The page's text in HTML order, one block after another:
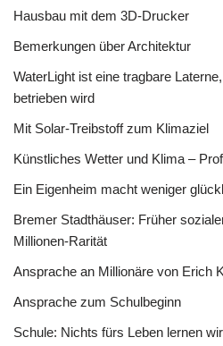
Hausbau mit dem 3D-Drucker
Bemerkungen über Architektur
WaterLight ist eine tragbare
betrieben wird
Mit Solar-Treibstoff zum Klimaziel
Künstliches Wetter und Klima –
Ein Eigenheim macht weniger
Bremer Stadthäuser: Früher
Millionen-Rarität
Ansprache an Millionäre von Erich
Ansprache zum Schulbeginn
Schule: Nichts fürs Leben lernen wir